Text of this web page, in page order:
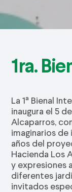
1ra.
La 1ª Bienal
inaugura el 5
Alcaparros,
imaginarios
años del
Hacienda Los
y expresiones
diferentes
invitados